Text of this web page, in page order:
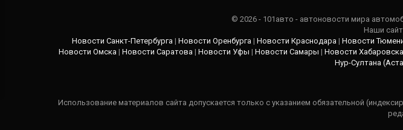
© 2026 - 101авто - автоновости мира
Наши
Новости Санкт-Петербурга | Новости Оренбурга | Новости Краснодара | Новости
Новости Омска | Новости Саратова | Новости Уфы | Новости Самары | Новости Хабаровска
Нур-Султана
Использование материалов сайта допускается только с указанием обязательной